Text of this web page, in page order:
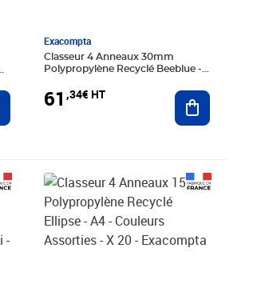
au panier
Exacompta
Classeur 4 Anneaux 30mm
Polypropylène Recyclé Beeblue -
- Exacompta
61 ,34€ HT Ajouter
Prix 90,73€ HT